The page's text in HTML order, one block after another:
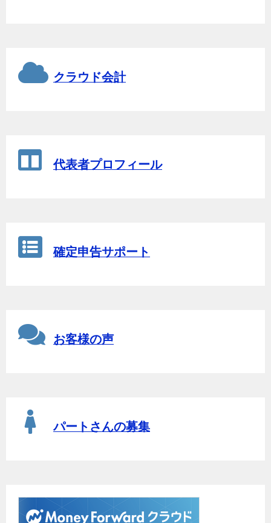
クラウド会計
代表者プロフィール
確定申告サポート
お客様の声
パートさんの募集